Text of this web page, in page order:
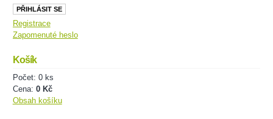
Registrace
Zapomenuté heslo
Košík
Počet: 0 ks
Cena: 0 Kč
Obsah košíku